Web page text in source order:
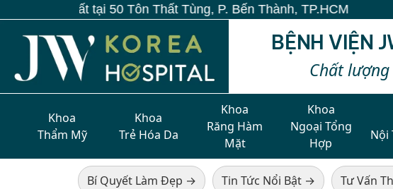
nhất tại 50 Tôn Thất Tùng, P. Bến Thành, TP.HCM
BỆNH VIỆN
Chất
Khoa
Thẩm Mỹ
Khoa
Trẻ Hóa Da
Khoa
Răng Hàm
Mặt
Khoa
Ngoại Tổng
Hợp
Nội
Bí Quyết Làm Đẹp → Tin Tức Nổi Bật → Tư Vấn